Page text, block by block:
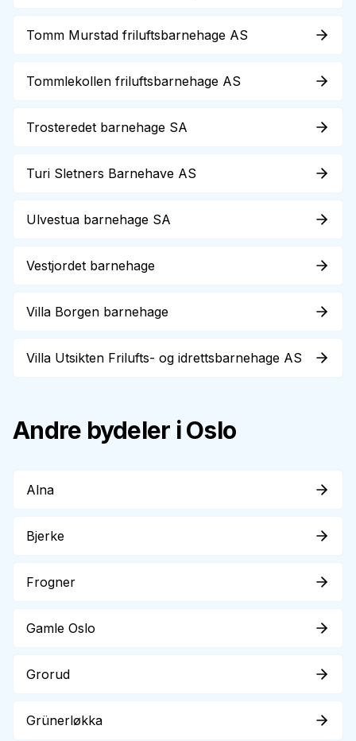
Tomm Murstad friluftsbarnehage AS
Tommlekollen friluftsbarnehage AS
Trosteredet barnehage SA
Turi Sletners Barnehave AS
Ulvestua barnehage SA
Vestjordet barnehage
Villa Borgen barnehage
Villa Utsikten Frilufts- og idrettsbarnehage AS
Andre bydeler i Oslo
Alna
Bjerke
Frogner
Gamle Oslo
Grorud
Grünerløkka